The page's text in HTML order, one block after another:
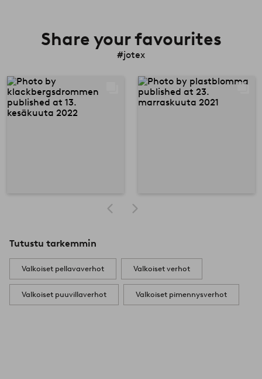
Share your favourites
#jotex
Tutustu tarkemmin
Valkoiset pellavaverhot Valkoiset verhot
Valkoiset puuvillaverhot Valkoiset pimennysverhot